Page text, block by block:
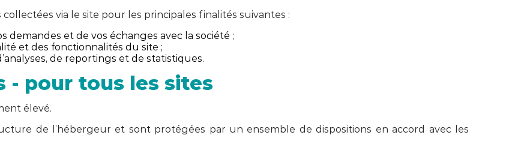
via le site pour les principales finalités suivantes :
demandes et de vos échanges avec la société ;
et des fonctionnalités du site ;
de reportings et de statistiques.
- pour tous les sites
élevé.
de l’hébergeur et sont protégées par un ensemble de dispositions en accord avec les